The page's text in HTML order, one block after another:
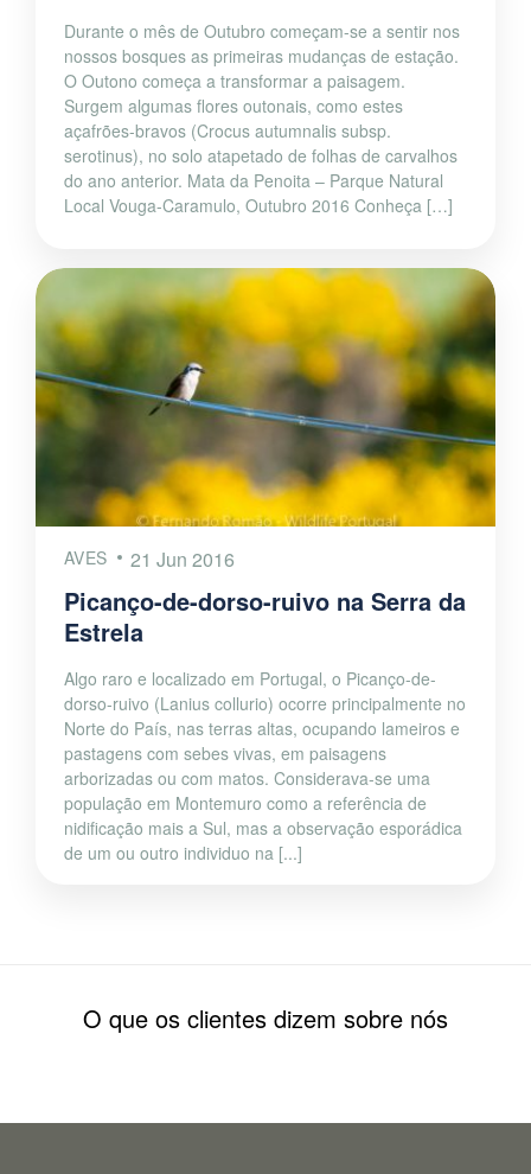
Durante o mês de Outubro começam-se a sentir nos
nossos bosques as primeiras mudanças de estação.
O Outono começa a transformar a paisagem.
Surgem algumas flores outonais, como estes
açafrões-bravos (Crocus autumnalis subsp.
serotinus), no solo atapetado de folhas de carvalhos
do ano anterior. Mata da Penoita – Parque Natural
Local Vouga-Caramulo, Outubro 2016 Conheça […]
AVES 21 Jun 2016
Picanço-de-dorso-ruivo na Serra da
Estrela
Algo raro e localizado em Portugal, o Picanço-de-
dorso-ruivo (Lanius collurio) ocorre principalmente no
Norte do País, nas terras altas, ocupando lameiros e
pastagens com sebes vivas, em paisagens
arborizadas ou com matos. Considerava-se uma
população em Montemuro como a referência de
nidificação mais a Sul, mas a observação esporádica
de um ou outro individuo na [...]
O que os clientes dizem sobre nós